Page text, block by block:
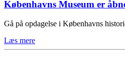
Københavns Museum er
Gå på opdagelse i Københavns
Læs mere